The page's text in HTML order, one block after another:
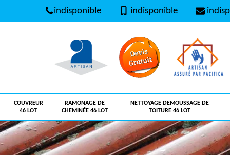
indisponible indisponible
COUVREUR
46 LOT
RAMONAGE DE
CHEMINÉE 46 LOT
NETTOYAGE DEMOUSSAGE DE
TOITURE 46 LOT